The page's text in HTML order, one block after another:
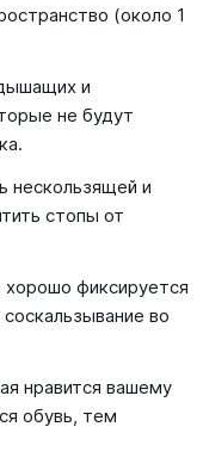
(около 1
и
не будут
и
стопы от
хорошо фиксируется
во
нравится вашему
обувь, тем